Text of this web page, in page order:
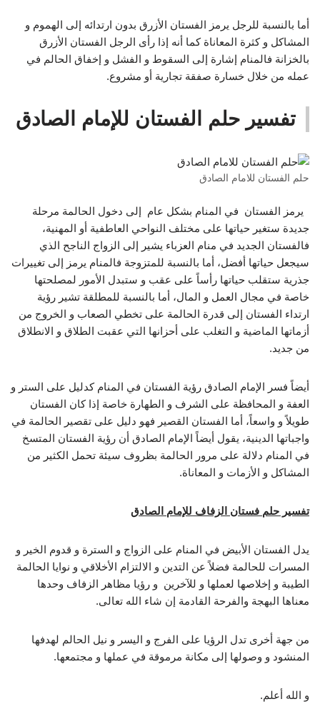
أما بالنسبة للرجل يرمز الفستان الأزرق بدون ارتدائه إلى الهموم و
المشاكل و كثرة المعاناة كما أنه إذا رأى الرجل الفستان الأزرق
بالخزانة فالمنام إشارة إلى السقوط و الفشل و إخفاق الحالم في
عمله من خلال خسارة صفقة تجارية أو مشروع.
تفسير حلم الفستان للإمام الصادق
حلم الفستان للامام الصادق
يرمز الفستان في المنام بشكل عام إلى دخول الحالمة مرحلة
جديدة ستغير حياتها على مختلف النواحي العاطفية أو المهنية،
فالفستان الجديد في منام العزباء يشير إلى الزواج الناجح الذي
سيجعل حياتها أفضل، أما بالنسبة للمتزوجة فالمنام يرمز إلى تغييرات
جذرية ستقلب حياتها رأساً على عقب و ستبدل الأمور لمصلحتها
خاصة في مجال العمل و المال، أما بالنسبة للمطلقة تشير رؤية
ارتداء الفستان إلى قدرة الحالمة على تخطي الصعاب و الخروج من
أزماتها الماضية و التغلب على أحزانها التي عقبت الطلاق و الانطلاق
من جديد.
أيضاً فسر الإمام الصادق رؤية الفستان في المنام كدليل على الستر و
العفة و المحافظة على الشرف و الطهارة خاصة إذا كان الفستان
طويلاً و واسعاً، أما الفستان القصير فهو دليل على تقصير الحالمة في
واجباتها الدينية، يقول أيضاً الإمام الصادق أن رؤية الفستان المتسخ
في المنام دلالة على مرور الحالمة بظروف سيئة تحمل الكثير من
المشاكل و الأزمات و المعاناة.
تفسير حلم فستان الزفاف للإمام الصادق
يدل الفستان الأبيض في المنام على الزواج و السترة و قدوم الخير و
المسرات للحالمة فضلاً عن التدين و الالتزام الأخلاقي و نوايا الحالمة
الطيبة و إخلاصها لعملها و للآخرين و رؤيا مظاهر الزفاف وحدها
معناها البهجة والفرحة القادمة إن شاء الله تعالى.
من جهة أخرى تدل الرؤيا على الفرج و اليسر و نيل الحالم لهدفها
المنشود و وصولها إلى مكانة مرموقة في عملها و مجتمعها.
و الله أعلم.